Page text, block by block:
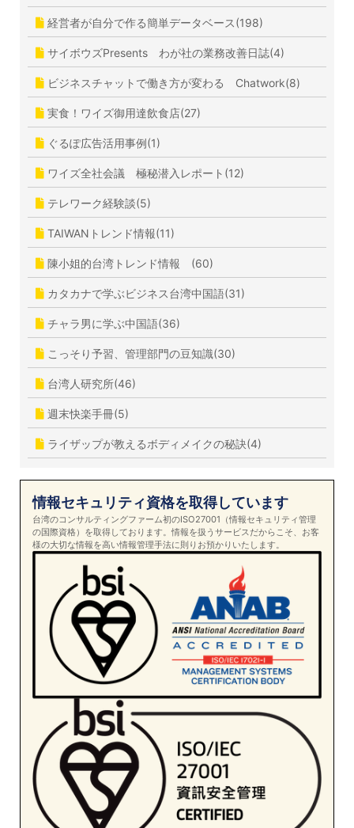
経営者が自分で作る簡単データベース(198)
サイボウズPresents わが社の業務改善日誌(4)
ビジネスチャットで働き方が変わる Chatwork(8)
実食！ワイズ御用達飲食店(27)
ぐるぽ広告活用事例(1)
ワイズ全社会議 極秘潜入レポート(12)
テレワーク経験談(5)
TAIWANトレンド情報(11)
陳小姐的台湾トレンド情報 (60)
カタカナで学ぶビジネス台湾中国語(31)
チャラ男に学ぶ中国語(36)
こっそり予習、管理部門の豆知識(30)
台湾人研究所(46)
週末快楽手冊(5)
ライザップが教えるボディメイクの秘訣(4)
情報セキュリティ資格を取得しています
台湾のコンサルティングファーム初のISO27001（情報セキュリティ管理
の国際資格）を取得しております。情報を扱うサービスだからこそ、お客
様の大切な情報を高い情報管理手法に則りお預かりいたします。